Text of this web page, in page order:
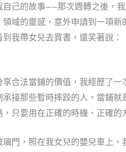
己的故事——那次週轉之後，
域的靈感，意外申請到一項
我帶女兒去買書，還笑著說
合法當鋪的價值，我經歷了
接那些暫時摔跤的人。當鋪
，只要用在正確的時機、正確的
門，照在我女兒的嬰兒車上